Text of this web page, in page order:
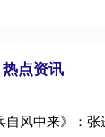
热点资讯
风中来》：